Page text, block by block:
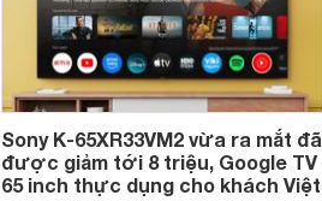
Sony K-65XR33VM2 vừa ra mắt đã
được giảm tới 8 triệu, Google TV
65 inch thực dụng cho khách Việt